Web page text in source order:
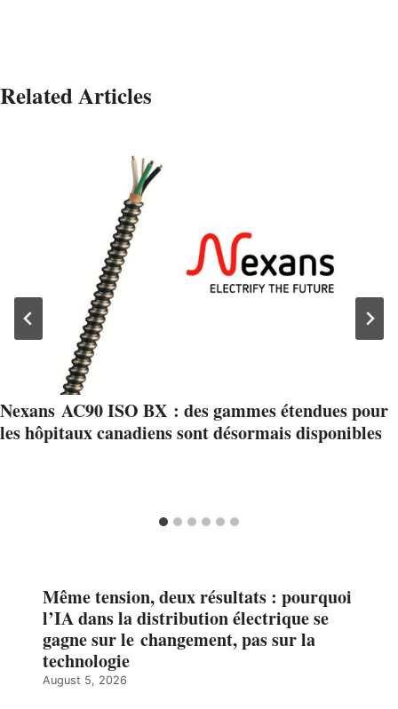
Related Articles
Nexans AC90 ISO BX : des gammes étendues pour
les hôpitaux canadiens sont désormais disponibles
Même tension, deux résultats : pourquoi
l’IA dans la distribution électrique se
gagne sur le changement, pas sur la
technologie
August 5, 2026